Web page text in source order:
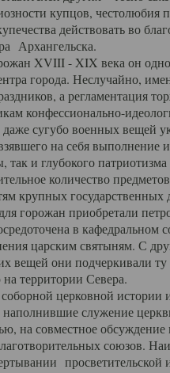
купцов, честолюбия
действовать во
Архангельска.
XVIII - XIX века он
города. Неслучайно,
а регламентация
конфессионально-
сугубо военных вещей
на себя выполнение
и глубокого
количество
крупных государственных
горожан приобретали
в кафедральном
царским святыням. С
вещей они подчеркивали
территории Севера.
церковной истории и
наполнившие служение
на совместное
союзов.